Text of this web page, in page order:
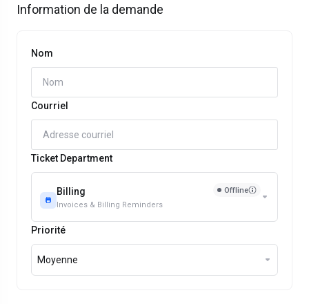
Information de la demande
Nom
Courriel
Ticket Department
Billing
Offline
Invoices & Billing Reminders
Priorité
Moyenne